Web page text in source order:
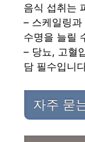
음식 섭취는
– 스케일링
수명을 늘릴
– 당뇨, 고혈
담 필수입니
자주 묻